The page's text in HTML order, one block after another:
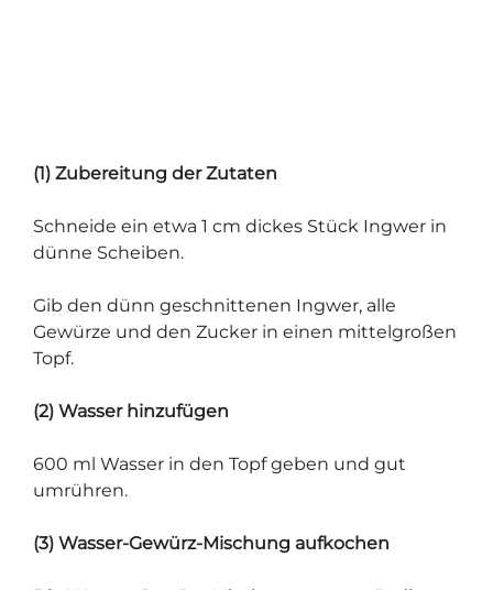
(1) Zubereitung der Zutaten
Schneide ein etwa 1 cm dickes Stück Ingwer in
dünne Scheiben.
Gib den dünn geschnittenen Ingwer, alle
Gewürze und den Zucker in einen mittelgroßen
Topf.
(2) Wasser hinzufügen
600 ml Wasser in den Topf geben und gut
umrühren.
(3) Wasser-Gewürz-Mischung aufkochen